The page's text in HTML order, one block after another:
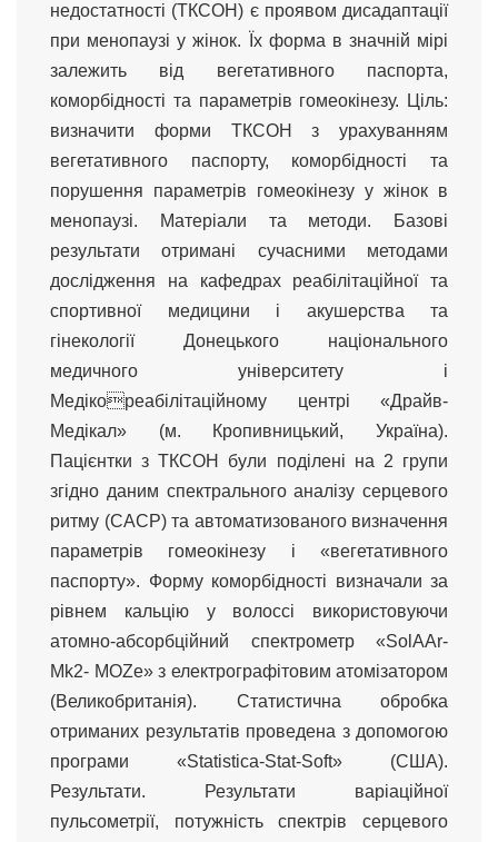
недостатності (ТКСОН) є проявом дисадаптації
при менопаузі у жінок. Їх форма в значній мірі
залежить від вегетативного паспорта,
коморбідності та параметрів гомеокінезу. Ціль:
визначити форми ТКСОН з урахуванням
вегетативного паспорту, коморбідності та
порушення параметрів гомеокінезу у жінок в
менопаузі. Матеріали та методи. Базові
результати отримані сучасними методами
дослідження на кафедрах реабілітаційної та
спортивної медицини і акушерства та
гінекології Донецького національного
медичного університету і
Медікореабілітаційному центрі «Драйв-
Медікал» (м. Кропивницький, Україна).
Пацієнтки з ТКСОН були поділені на 2 групи
згідно даним спектрального аналізу серцевого
ритму (САСР) та автоматизованого визначення
параметрів гомеокінезу і «вегетативного
паспорту». Форму коморбідності визначали за
рівнем кальцію у волоссі використовуючи
атомно-абсорбційний спектрометр «SolAAr-
Mk2- MOZe» з електрографітовим атомізатором
(Великобританія). Статистична обробка
отриманих результатів проведена з допомогою
програми «Statistica-Stat-Soft» (США).
Результати. Результати варіаційної
пульсометрії, потужність спектрів серцевого